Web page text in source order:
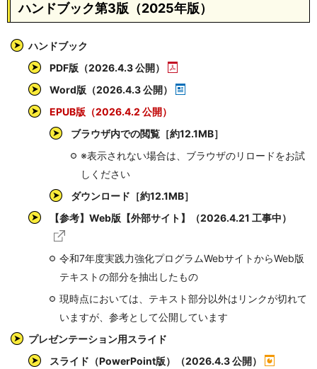
ハンドブック第3版（2025年版）
ハンドブック
PDF版（2026.4.3 公開）
Word版（2026.4.3 公開）
EPUB版（2026.4.2 公開）
ブラウザ内での閲覧［約12.1MB］
※表示されない場合は、ブラウザのリロードをお試
しください
ダウンロード［約12.1MB］
【参考】Web版【外部サイト】（2026.4.21 工事中）
令和7年度実践力強化プログラムWebサイトからWeb版
テキストの部分を抽出したもの
現時点においては、テキスト部分以外はリンクが切れて
いますが、参考として公開しています
プレゼンテーション用スライド
スライド（PowerPoint版）（2026.4.3 公開）